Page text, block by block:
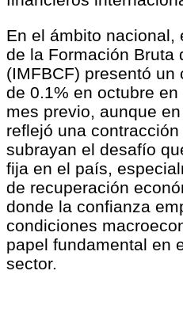
En el ámbito nacional,
de la Formación Bruta
(IMFBCF) presentó un
de 0.1% en octubre
mes previo, aunque
reflejó una
subrayan el desafío
fija en el país,
de recuperación
donde la confianza
condiciones
papel fundamental en
sector.